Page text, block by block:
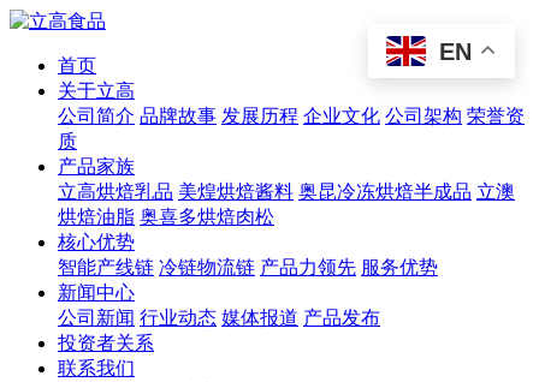
首页
关于立高
公司简介 品牌故事 发展历程 企业文化 公司架构 荣誉资
质
产品家族
立高烘焙乳品 美煌烘焙酱料 奥昆冷冻烘焙半成品 立澳
烘焙油脂 奥喜多烘焙肉松
核心优势
智能产线链 冷链物流链 产品力领先 服务优势
新闻中心
公司新闻 行业动态 媒体报道 产品发布
投资者关系
联系我们
EN